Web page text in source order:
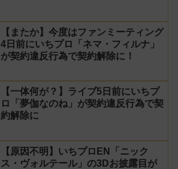
【またか】今度はファンミーティング
4日前にいちプロ「ネマ・フィルナ」
が契約違反行為で契約解除に！
【一体何が？】ライブ5日前にいちプ
ロ「夢伽なのね」が契約違反行為で契
約解除に
【原因不明】いちプロEN「ニック
ス・ヴォルテール」の3Dお披露目が